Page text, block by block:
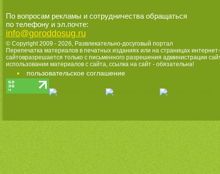
По вопросам рекламы и сотрудничества обращаться
по телефону и эл.почте:
info@goroddosug.ru
© Copyright 2009 - 2026, Развлекательно-досуговый портал
Перепечатка материалов в печатных изданиях или на страницах интернет-
сайтовразрешается только с письменного разрешения администрации
использовании материалов с сайта, ссылка на сайт - обязательна!
пользовательское соглашение